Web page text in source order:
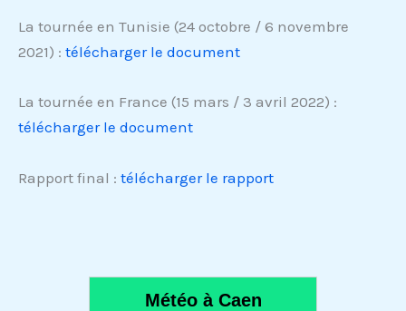
La tournée en Tunisie (24 octobre / 6 novembre
2021) : télécharger le document
La tournée en France (15 mars / 3 avril 2022) :
télécharger le document
Rapport final : télécharger le rapport
Météo à Caen